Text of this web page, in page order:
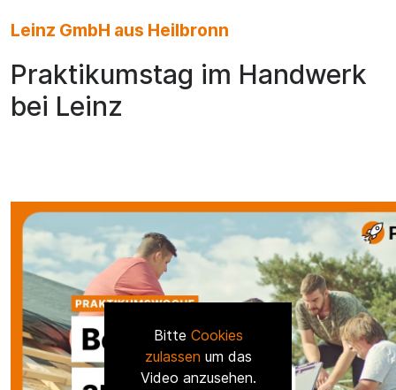
Leinz GmbH aus Heilbronn
Praktikumstag im Handwerk
bei Leinz
Bitte Cookies
zulassen um das
Video anzusehen.